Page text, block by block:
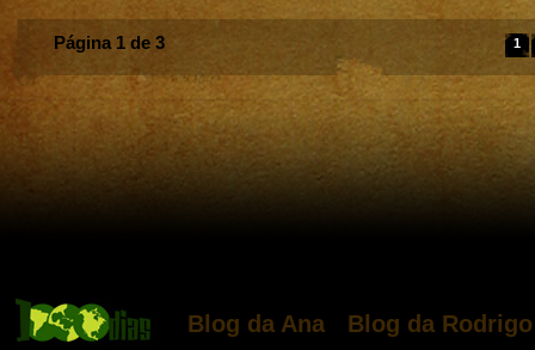
1
Página 1 de 3
Blog da Ana Blog da Rodrigo